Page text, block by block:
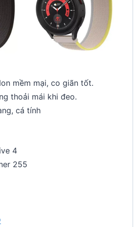
mềm mại, co giãn tốt.
thoải mái khi đeo.
cá tính
4
255